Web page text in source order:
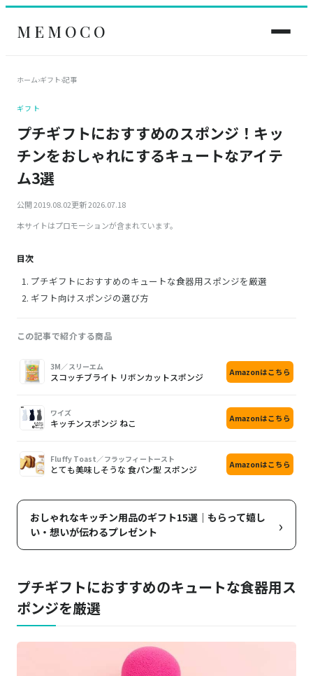
MEMOCO
ホーム›ギフト›記事
ギフト
プチギフトにおすすめのスポンジ！キッ
チンをおしゃれにするキュートなアイテ
ム3選
公開 2019.08.02更新 2026.07.18
本サイトはプロモーションが含まれています。
目次
プチギフトにおすすめのキュートな食器用スポンジを厳選
ギフト向けスポンジの選び方
この記事で紹介する商品
画
像
商
品
購
3M／スリーエム
スコッチブライト リボンカットスポンジ Amazonはこちら
ワイズ
キッチンスポンジ ねこ Amazonはこちら
Fluffy Toast／フラッフィートースト
とても美味しそうな 食パン型 スポンジ Amazonはこちら
おしゃれなキッチン用品のギフト15選｜もらって嬉し
い・想いが伝わるプレゼント
›
プチギフトにおすすめのキュートな食器用ス
ポンジを厳選